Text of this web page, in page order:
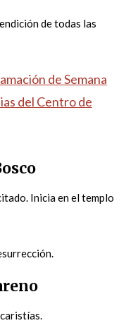
de todas las
de Semana
del Centro de
Inicia en el templo